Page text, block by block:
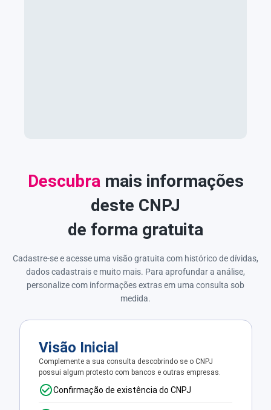
Descubra mais informações
deste CNPJ
de forma gratuita
Cadastre-se e acesse uma visão gratuita com histórico de dívidas,
dados cadastrais e muito mais. Para aprofundar a análise,
personalize com informações extras em uma consulta sob
medida.
Visão Inicial
Complemente a sua consulta descobrindo se o CNPJ
possui algum protesto com bancos e outras empresas.
Confirmação de existência do CNPJ